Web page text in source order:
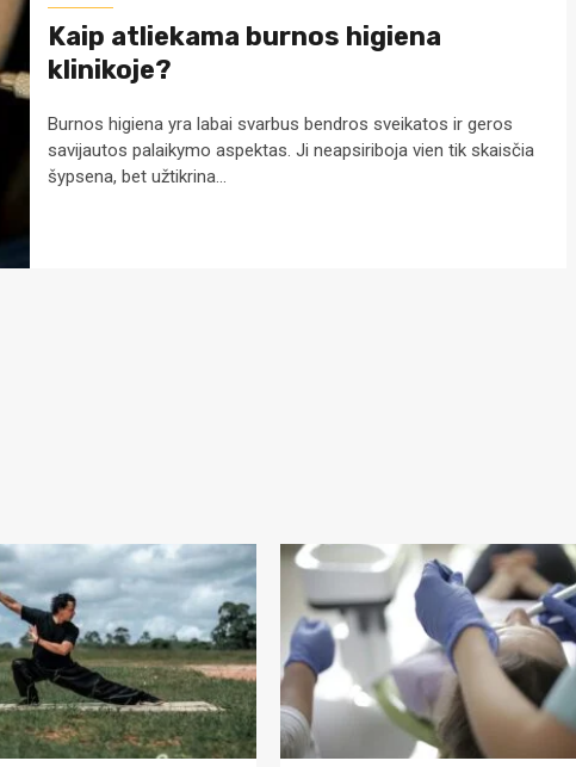
Kaip atliekama burnos higiena
klinikoje?
Burnos higiena yra labai svarbus bendros sveikatos ir geros
savijautos palaikymo aspektas. Ji neapsiriboja vien tik skaisčia
šypsena, bet užtikrina...